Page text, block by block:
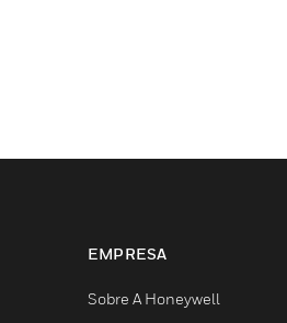
EMPRESA
Sobre A Honeywell